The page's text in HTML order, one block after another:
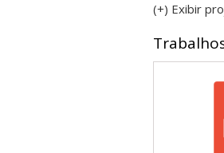
(+) Exibir